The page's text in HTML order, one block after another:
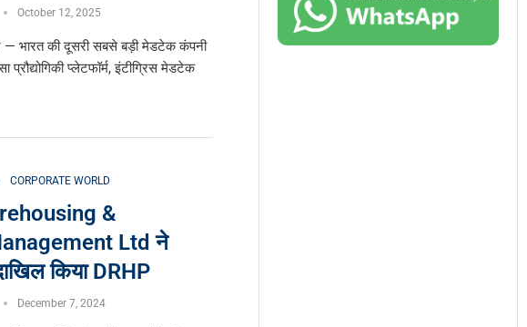
October 12, 2025
भारत की दूसरी सबसे बड़ी मेडटेक कंपनी
प्रौद्योगिकी प्लेटफॉर्म, इंटीग्रिस मेडटेक
CORPORATE WORLD
&
Ltd ने
किया DRHP
December 7, 2024